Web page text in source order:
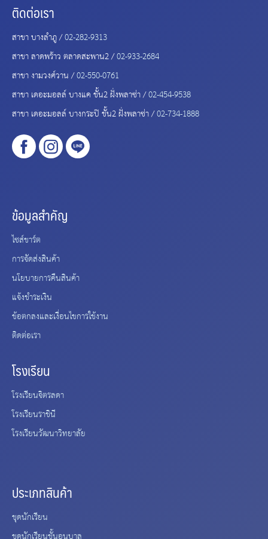
ติดต่อเรา
สาขา บางลำภู /02-282-9313
สาขา ลาดพร้าว ตลาดสะพาน2 /02-933-2684
สาขา งามวงศ์วาน /02-550-0761
สาขา เดอะมอลล์ บางแค ชั้น2 ฝั่งพลาซ่า /02-454-9538
สาขา เดอะมอลล์ บางกระปิ ชั้น2 ฝั่งพลาซ่า /02-734-1888
ข้อมูลสำคัญ
ไซส์ชาร์ต
การจัดส่งสินค้า
นโยบายการคืนสินค้า
แจ้งชำระเงิน
ข้อตกลงและเงื่อนไขการใช้งาน
ติดต่อเรา
โรงเรียน
โรงเรียนจิตรลดา
โรงเรียนราชินี
โรงเรียนวัฒนาวิทยาลัย
ประเภทสินค้า
ชุดนักเรียน
ชุดนักเรียนชั้นอนุบาล